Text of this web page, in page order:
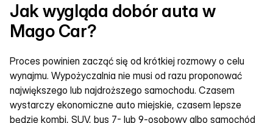
Jak wygląda dobór auta w
Mago Car?
Proces powinien zacząć się od krótkiej rozmowy o celu
wynajmu. Wypożyczalnia nie musi od razu proponować
największego lub najdroższego samochodu. Czasem
wystarczy ekonomiczne auto miejskie, czasem lepsze
będzie kombi, SUV, bus 7- lub 9-osobowy albo samochód